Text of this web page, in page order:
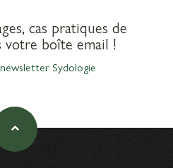
cas pratiques de
votre boîte email !
Sydologie